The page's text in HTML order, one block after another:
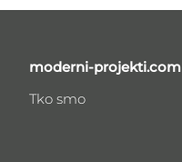
moderni-projekti.com
Tko smo